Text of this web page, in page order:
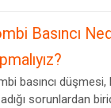
Basıncı
basıncı
sorunlardan